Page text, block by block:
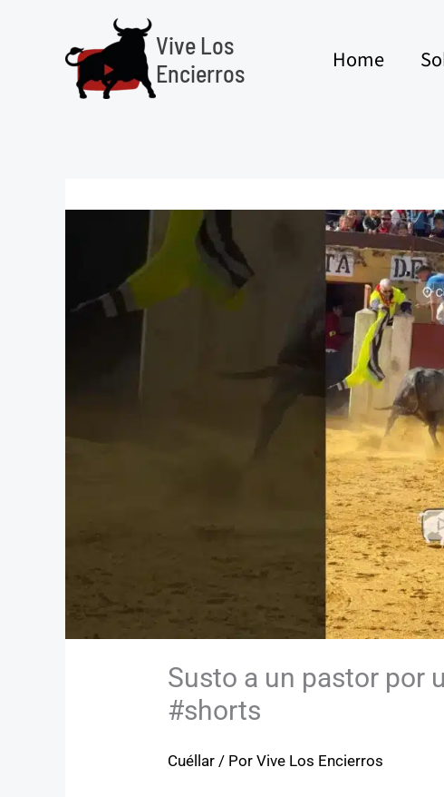
contenido
Vive Los
Encierros
Home
Susto a un pastor por
#shorts
Cuéllar / PorVive Los Encierros